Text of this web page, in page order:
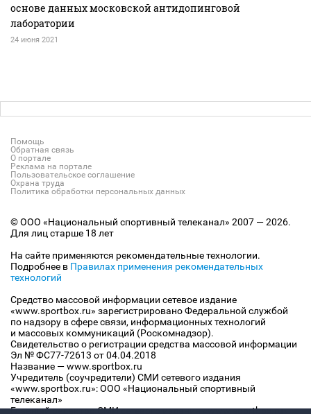
основе данных московской антидопинговой
лаборатории
24 июня 2021
Помощь
Обратная связь
О портале
Реклама на портале
Пользовательское соглашение
Охрана труда
Политика обработки персональных данных
© ООО «Национальный спортивный телеканал» 2007 — 2026.
Для лиц старше 18 лет
На сайте применяются рекомендательные технологии.
Подробнее в Правилах применения рекомендательных
технологий
Средство массовой информации сетевое издание
«www.sportbox.ru» зарегистрировано Федеральной службой
по надзору в сфере связи, информационных технологий
и массовых коммуникаций (Роскомнадзор).
Свидетельство о регистрации средства массовой информации
Эл № ФС77-72613 от 04.04.2018
Название — www.sportbox.ru
Учредитель (соучредители) СМИ сетевого издания
«www.sportbox.ru»: ООО «Национальный спортивный
телеканал»
Главный редактор СМИ сетевого издания «www.sportbox.ru»: